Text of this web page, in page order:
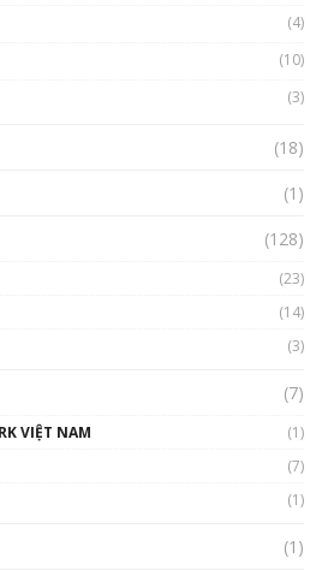
14: MemeCoin – Trò đùa tỷ đô
(4)
(10)
(3)
(18)
(1)
(128)
(23)
(14)
(3)
(7)
VIỆT NAM
(1)
(7)
(1)
(1)